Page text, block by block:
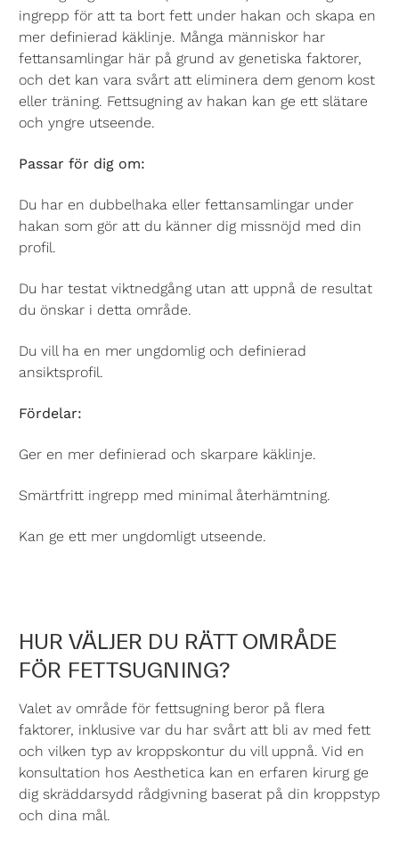
ingrepp för att ta bort fett under hakan och skapa en
mer definierad käklinje. Många människor har
fettansamlingar här på grund av genetiska faktorer,
och det kan vara svårt att eliminera dem genom kost
eller träning. Fettsugning av hakan kan ge ett slätare
och yngre utseende.
Passar för dig om:
Du har en dubbelhaka eller fettansamlingar under
hakan som gör att du känner dig missnöjd med din
profil.
Du har testat viktnedgång utan att uppnå de resultat
du önskar i detta område.
Du vill ha en mer ungdomlig och definierad
ansiktsprofil.
Fördelar:
Ger en mer definierad och skarpare käklinje.
Smärtfritt ingrepp med minimal återhämtning.
Kan ge ett mer ungdomligt utseende.
HUR VÄLJER DU RÄTT OMRÅDE
FÖR FETTSUGNING?
Valet av område för fettsugning beror på flera
faktorer, inklusive var du har svårt att bli av med fett
och vilken typ av kroppskontur du vill uppnå. Vid en
konsultation hos Aesthetica kan en erfaren kirurg ge
dig skräddarsydd rådgivning baserat på din kroppstyp
och dina mål.